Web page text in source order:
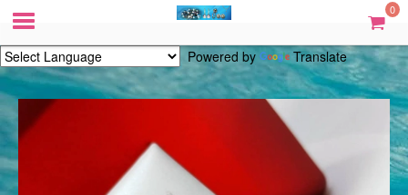
0
Powered by Translate